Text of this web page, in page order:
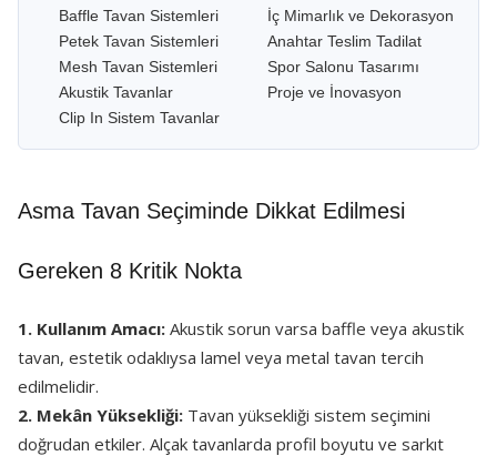
Baffle Tavan Sistemleri
Petek Tavan Sistemleri
Mesh Tavan Sistemleri
Akustik Tavanlar
Clip In Sistem Tavanlar
İç Mimarlık ve Dekorasyon
Anahtar Teslim Tadilat
Spor Salonu Tasarımı
Proje ve İnovasyon
Asma Tavan Seçiminde Dikkat Edilmesi
Gereken 8 Kritik Nokta
1. Kullanım Amacı: Akustik sorun varsa baffle veya akustik
tavan, estetik odaklıysa lamel veya metal tavan tercih
edilmelidir.
2. Mekân Yüksekliği: Tavan yüksekliği sistem seçimini
doğrudan etkiler. Alçak tavanlarda profil boyutu ve sarkıt